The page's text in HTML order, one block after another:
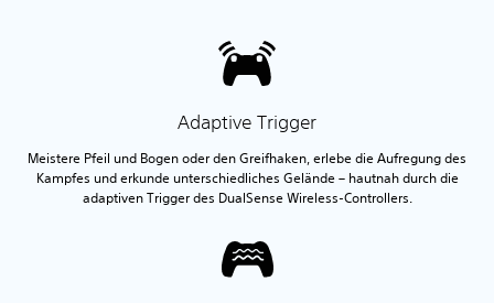
Adaptive Trigger
Meistere Pfeil und Bogen oder den Greifhaken, erlebe die Aufregung des
Kampfes und erkunde unterschiedliches Gelände – hautnah durch die
adaptiven Trigger des DualSense Wireless-Controllers.